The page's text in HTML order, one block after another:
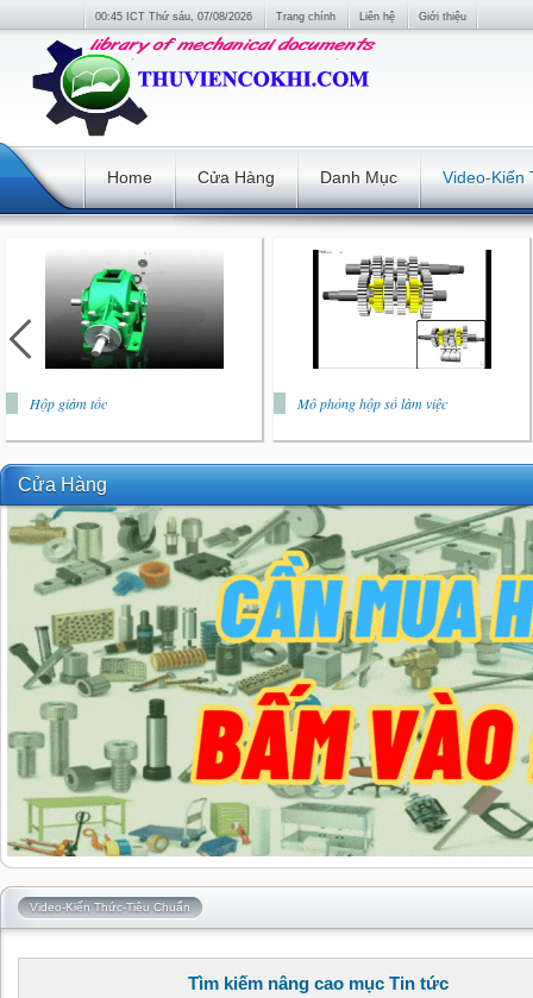
00:45 ICT Thứ sáu, 07/08/2026 Trang chính Liên hệ Giới thiệu
Home Cửa Hàng Danh Mục Video-Kiến
Hộp giảm tốc Mô phỏng hộp số làm việc
Cửa Hàng
Video-Kiến Thức-Tiêu Chuẩn
Tìm kiếm nâng cao mục Tin tức